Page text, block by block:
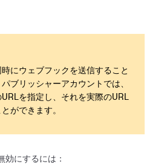
にウェブフックを送信すること
ブリッシャーアカウントでは、
URLを指定し、それを実際のURL
ができます。
効にするには：